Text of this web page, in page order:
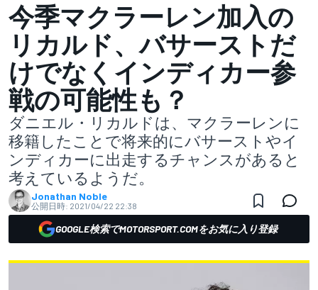
今季マクラーレン加入の
リカルド、バサーストだ
けでなくインディカー参
戦の可能性も？
ダニエル・リカルドは、マクラーレンに
移籍したことで将来的にバサーストやイ
ンディカーに出走するチャンスがあると
考えているようだ。
Jonathan Noble
公開日時: 2021/04/22 22:38
GOOGLE検索でMOTORSPORT.COMをお気に入り登録